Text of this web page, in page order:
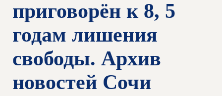
приговорён к 8, 5
годам лишения
свободы. Архив
новостей Сочи